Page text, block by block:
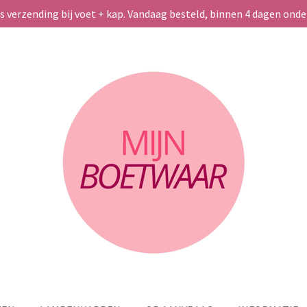
verzending bij voet + kap. Vandaag besteld, binnen 4 dagen